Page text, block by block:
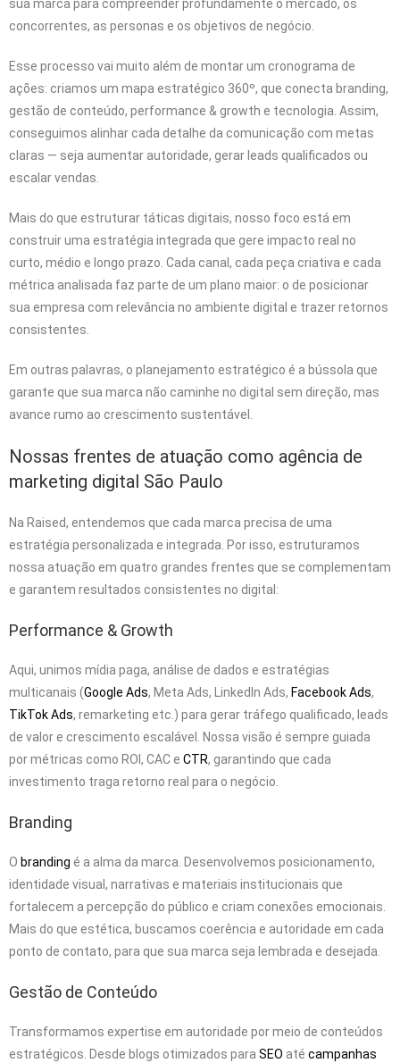
sua marca para compreender profundamente o mercado, os
concorrentes, as personas e os objetivos de negócio.
Esse processo vai muito além de montar um cronograma de
ações: criamos um mapa estratégico 360º, que conecta branding,
gestão de conteúdo, performance & growth e tecnologia. Assim,
conseguimos alinhar cada detalhe da comunicação com metas
claras — seja aumentar autoridade, gerar leads qualificados ou
escalar vendas.
Mais do que estruturar táticas digitais, nosso foco está em
construir uma estratégia integrada que gere impacto real no
curto, médio e longo prazo. Cada canal, cada peça criativa e cada
métrica analisada faz parte de um plano maior: o de posicionar
sua empresa com relevância no ambiente digital e trazer retornos
consistentes.
Em outras palavras, o planejamento estratégico é a bússola que
garante que sua marca não caminhe no digital sem direção, mas
avance rumo ao crescimento sustentável.
Nossas frentes de atuação como agência de
marketing digital São Paulo
Na Raised, entendemos que cada marca precisa de uma
estratégia personalizada e integrada. Por isso, estruturamos
nossa atuação em quatro grandes frentes que se complementam
e garantem resultados consistentes no digital:
Performance & Growth
Aqui, unimos mídia paga, análise de dados e estratégias
multicanais (Google Ads, Meta Ads, LinkedIn Ads, Facebook Ads,
TikTok Ads, remarketing etc.) para gerar tráfego qualificado, leads
de valor e crescimento escalável. Nossa visão é sempre guiada
por métricas como ROI, CAC e CTR, garantindo que cada
investimento traga retorno real para o negócio.
Branding
O branding é a alma da marca. Desenvolvemos posicionamento,
identidade visual, narrativas e materiais institucionais que
fortalecem a percepção do público e criam conexões emocionais.
Mais do que estética, buscamos coerência e autoridade em cada
ponto de contato, para que sua marca seja lembrada e desejada.
Gestão de Conteúdo
Transformamos expertise em autoridade por meio de conteúdos
estratégicos. Desde blogs otimizados para SEO até campanhas